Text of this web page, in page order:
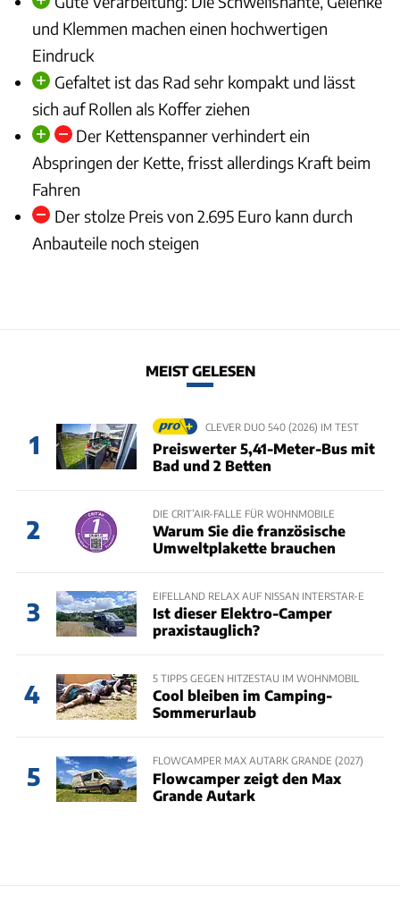
und Klemmen machen einen hochwertigen
Eindruck
Gefaltet ist das Rad sehr kompakt und lässt
sich auf Rollen als Koffer ziehen
Der Kettenspanner verhindert ein
Abspringen der Kette, frisst allerdings Kraft beim
Fahren
Der stolze Preis von 2.695 Euro kann durch
Anbauteile noch steigen
MEIST GELESEN
1
CLEVER DUO 540 (2026) IM TEST
Preiswerter 5,41-Meter-Bus mit
Bad und 2 Betten
2
DIE CRIT’AIR-FALLE FÜR WOHNMOBILE
Warum Sie die französische
Umweltplakette brauchen
3
EIFELLAND RELAX AUF NISSAN INTERSTAR-E
Ist dieser Elektro-Camper
praxistauglich?
4
5 TIPPS GEGEN HITZESTAU IM WOHNMOBIL
Cool bleiben im Camping-
Sommerurlaub
5
FLOWCAMPER MAX AUTARK GRANDE (2027)
Flowcamper zeigt den Max
Grande Autark